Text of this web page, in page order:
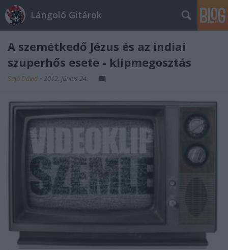
Lángoló Gitárok
A szemétkedő Jézus és az indiai
szuperhős esete - klipmegosztás
Sajó Dávid • 2012. június 24.